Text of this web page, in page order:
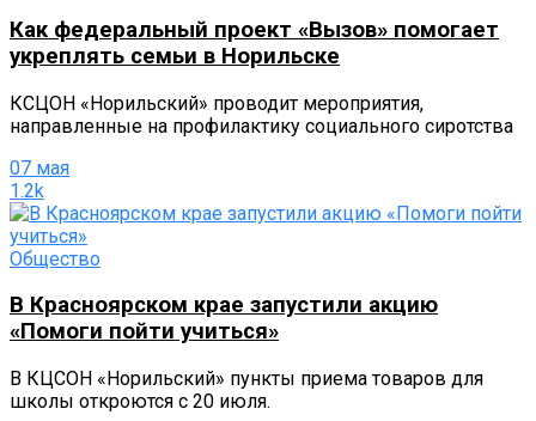
Как федеральный проект «Вызов» помогает
укреплять семьи в Норильске
КСЦОН «Норильский» проводит мероприятия,
направленные на профилактику социального сиротства
07 мая
1.2k
Общество
В Красноярском крае запустили акцию
«Помоги пойти учиться»
В КЦСОН «Норильский» пункты приема товаров для
школы откроются с 20 июля.